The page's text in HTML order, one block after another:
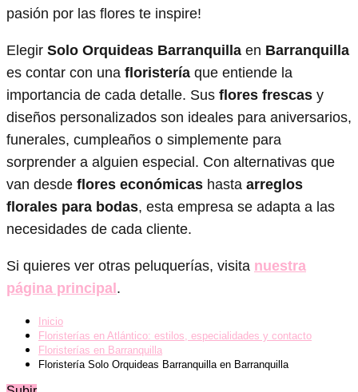
pasión por las flores te inspire!
Elegir Solo Orquideas Barranquilla en Barranquilla
es contar con una floristería que entiende la
importancia de cada detalle. Sus flores frescas y
diseños personalizados son ideales para aniversarios,
funerales, cumpleaños o simplemente para
sorprender a alguien especial. Con alternativas que
van desde flores económicas hasta arreglos
florales para bodas, esta empresa se adapta a las
necesidades de cada cliente.
Si quieres ver otras peluquerías, visita nuestra
página principal.
Inicio
Floristerías en Atlántico: estilos, especialidades y contacto
Floristerías en Barranquilla
Floristería Solo Orquideas Barranquilla en Barranquilla